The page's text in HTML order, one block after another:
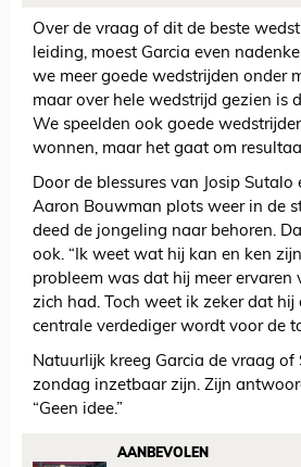
Over de vraag of dit de beste
leiding, moest Garcia even
we meer goede wedstrijden onder
maar over hele wedstrijd gezien is
We speelden ook goede
wonnen, maar het gaat om
Door de blessures van Josip
Aaron Bouwman plots weer in de
deed de jongeling naar behoren.
ook. “Ik weet wat hij kan en ken
probleem was dat hij meer ervaren
zich had. Toch weet ik zeker dat hij
centrale verdediger wordt voor de
Natuurlijk kreeg Garcia de vraag of
zondag inzetbaar zijn. Zijn
“Geen idee.”
AANBEVOLEN